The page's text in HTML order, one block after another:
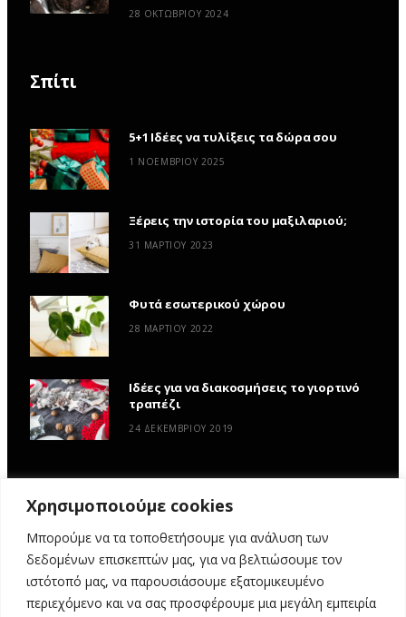
Χρησιμοποιούμε cookies
Μπορούμε να τα τοποθετήσουμε για ανάλυση των
δεδομένων επισκεπτών μας, για να βελτιώσουμε τον
ιστότοπό μας, να παρουσιάσουμε εξατομικευμένο
περιεχόμενο και να σας προσφέρουμε μια μεγάλη εμπειρία
28 ΟΚΤΩΒΡΊΟΥ 2024
Σπίτι
5+1 Ιδέες να τυλίξεις τα δώρα σου
1 ΝΟΕΜΒΡΊΟΥ 2025
Ξέρεις την ιστορία του μαξιλαριού;
31 ΜΑΡΤΊΟΥ 2023
Φυτά εσωτερικού χώρου
28 ΜΑΡΤΊΟΥ 2022
Ιδέες για να διακοσμήσεις το γιορτινό
τραπέζι
24 ΔΕΚΕΜΒΡΊΟΥ 2019